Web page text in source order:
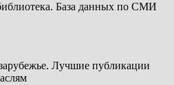
База данных по СМИ
Лучшие публикации